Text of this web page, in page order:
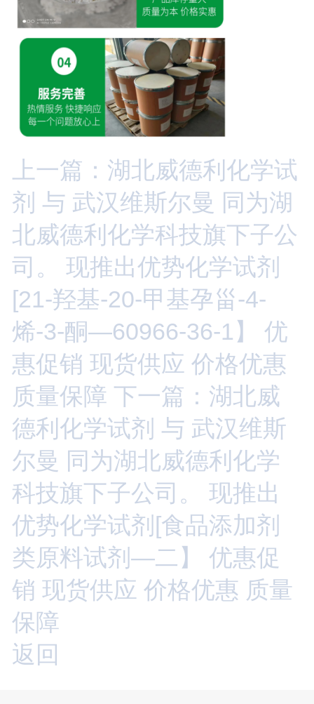
上一篇：湖北威德利化学试
剂 与 武汉维斯尔曼 同为湖
北威德利化学科技旗下子公
司。 现推出优势化学试剂
[21-羟基-20-甲基孕甾-4-
烯-3-酮—60966-36-1】 优
惠促销 现货供应 价格优惠
质量保障 下一篇：湖北威
德利化学试剂 与 武汉维斯
尔曼 同为湖北威德利化学
科技旗下子公司。 现推出
优势化学试剂[食品添加剂
类原料试剂—二】 优惠促
销 现货供应 价格优惠 质量
保障
返回